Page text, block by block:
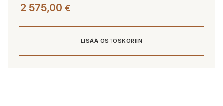
2 575,00 €
LISÄÄ OSTOSKORIIN